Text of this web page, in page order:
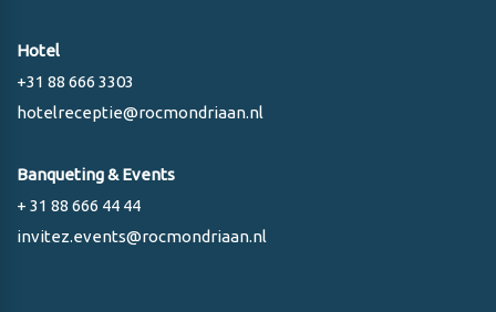
Hotel
+31 88 666 3303
hotelreceptie@rocmondriaan.nl
Banqueting & Events
+ 31 88 666 44 44
invitez.events@rocmondriaan.nl